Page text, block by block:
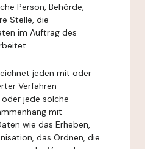
Person, Behörde,
Stelle, die
im Auftrag des
jeden mit oder
Verfahren
jede solche
mit
wie das Erheben,
das Ordnen, die